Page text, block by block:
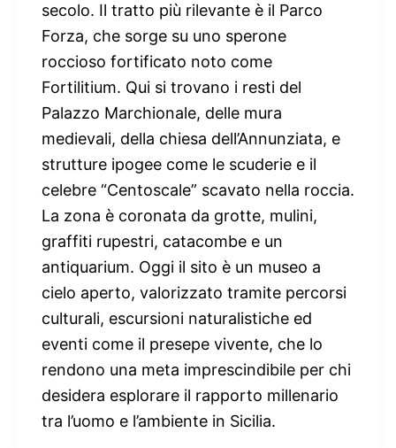
secolo. Il tratto più rilevante è il Parco
Forza, che sorge su uno sperone
roccioso fortificato noto come
Fortilitium. Qui si trovano i resti del
Palazzo Marchionale, delle mura
medievali, della chiesa dell’Annunziata, e
strutture ipogee come le scuderie e il
celebre “Centoscale” scavato nella roccia.
La zona è coronata da grotte, mulini,
graffiti rupestri, catacombe e un
antiquarium. Oggi il sito è un museo a
cielo aperto, valorizzato tramite percorsi
culturali, escursioni naturalistiche ed
eventi come il presepe vivente, che lo
rendono una meta imprescindibile per chi
desidera esplorare il rapporto millenario
tra l’uomo e l’ambiente in Sicilia.